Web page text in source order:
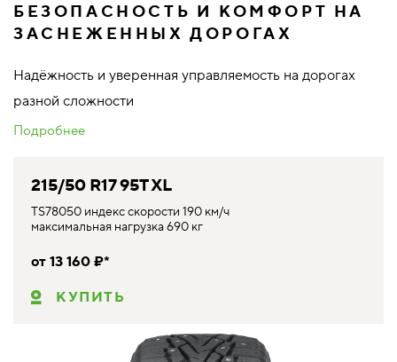
БЕЗОПАСНОСТЬ И КОМФОРТ НА
ЗАСНЕЖЕННЫХ ДОРОГАХ
Надёжность и уверенная управляемость на дорогах
разной сложности
Подробнее
215/50 R17 95T XL
TS78050 индекс скорости 190 км/ч
максимальная нагрузка 690 кг
от 13 160 ₽*
КУПИТЬ